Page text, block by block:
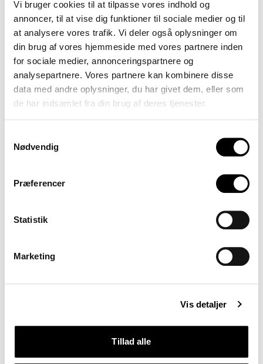
Vi bruger cookies til at tilpasse vores indhold og
annoncer, til at vise dig funktioner til sociale medier og til
at analysere vores trafik. Vi deler også oplysninger om
din brug af vores hjemmeside med vores partnere inden
for sociale medier, annonceringspartnere og
analysepartnere. Vores partnere kan kombinere disse
data med andre oplysninger, du har givet dem, eller som
de har indsamlet fra din brug af deres tjenester.
Nødvendig
Præferencer
Statistik
Marketing
Vis detaljer
Tillad alle
Martin Johansen
Morten Cramer
Kris Stadsgaard
Mads Jørgensen
Politikere, Folketinget
Kasper Sand Kjær, Kulturordfører,
Charlotte Broman Mølbæk, Kulturordfører,
Fatma Øktem, Ligestillingsordfører, Venstre
Astrid Carøe, Ligestillingsordfører, Socialistisk
Samira Nawa, Ligestillingsordfører, Radikale
Konservative Folkeparti
Cecilia Lonning-Skovgaard, Beskæftigelses- og
integrationsborgmester, Venstre
Jonas Bjørn Jensen, MB. Socialdemokratiet
Karina Vestergård Madsen, MB. Enhedslisten